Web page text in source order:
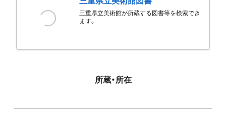
三重県立美術館が所蔵する図書等を検索でき
ます。
所蔵・所在